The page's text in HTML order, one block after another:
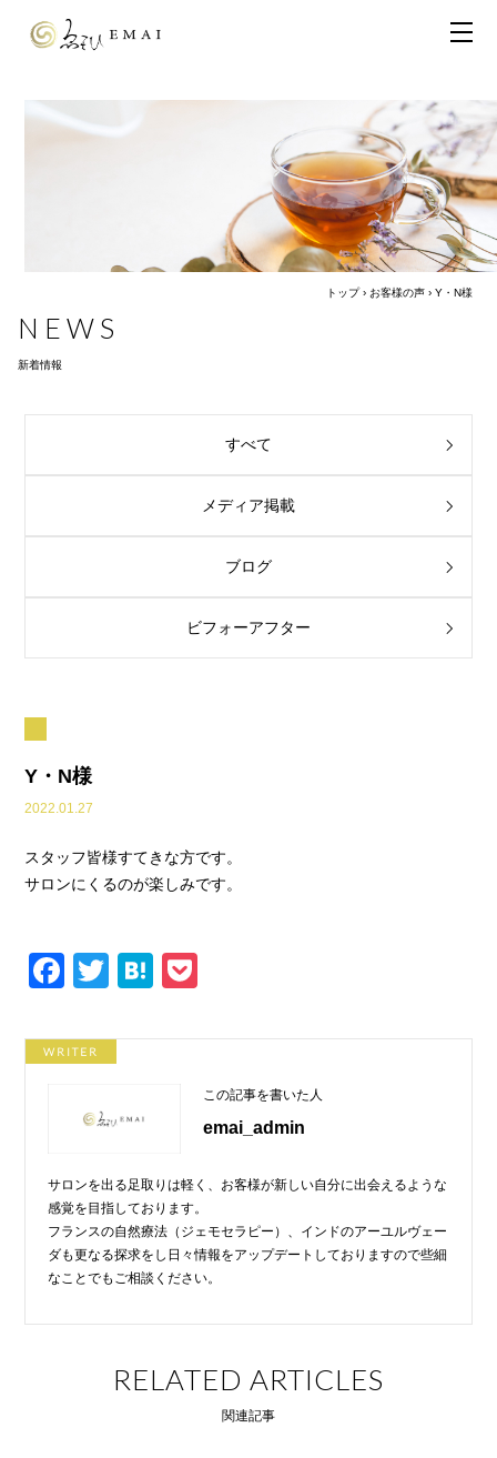
NEWS
新着情報
トップ› お客様の声› Y・N様
すべて
メディア掲載
ブログ
ビフォーアフター
Y・N様
2022.01.27
スタッフ皆様すてきな方です。
サロンにくるのが楽しみです。
F
c
e
b
o
k
T
tt
er
H
e
ck
WRITER
この記事を書いた人
emai_admin
サロンを出る足取りは軽く、お客様が新しい自分に出会えるような
感覚を目指しております。
フランスの自然療法（ジェモセラピー）、インドのアーユルヴェー
ダも更なる探求をし日々情報をアップデートしておりますので些細
なことでもご相談ください。
RELATED ARTICLES
関連記事